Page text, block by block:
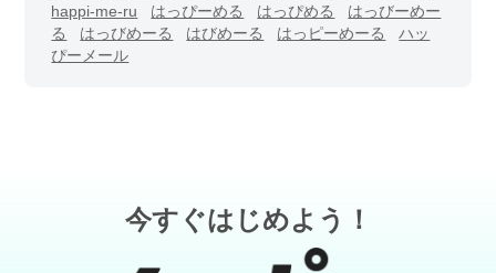
happi-me-ru
はっぴーめる はっぴめる
はっびーめー
る
はっびめーる はびめーる はっピーめーる
ハッ
ぴーメール
今すぐはじめよう！